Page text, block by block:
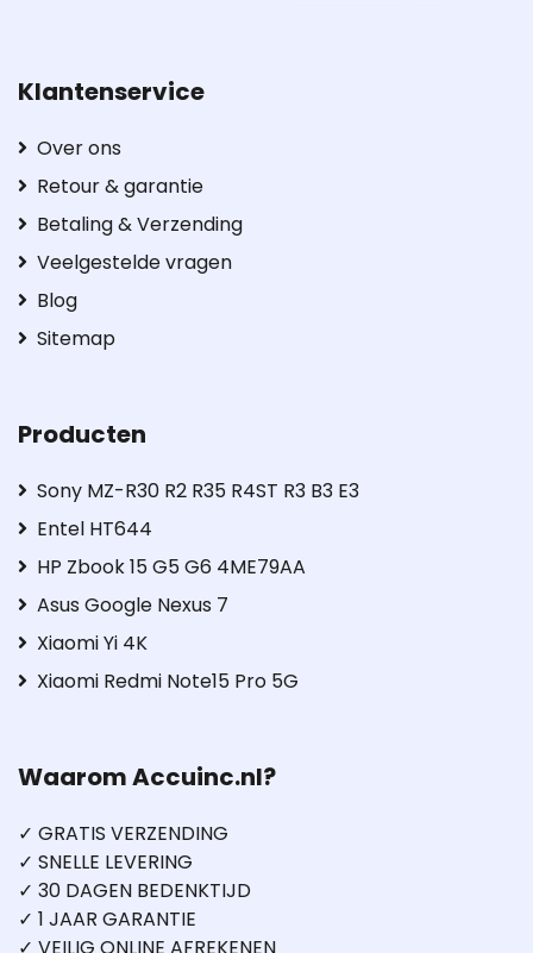
Klantenservice
Over ons
Retour & garantie
Betaling & Verzending
Veelgestelde vragen
Blog
Sitemap
Producten
Sony MZ-R30 R2 R35 R4ST R3 B3 E3
Entel HT644
HP Zbook 15 G5 G6 4ME79AA
Asus Google Nexus 7
Xiaomi Yi 4K
Xiaomi Redmi Note15 Pro 5G
Waarom Accuinc.nl?
✓ GRATIS VERZENDING
✓ SNELLE LEVERING
✓ 30 DAGEN BEDENKTIJD
✓ 1 JAAR GARANTIE